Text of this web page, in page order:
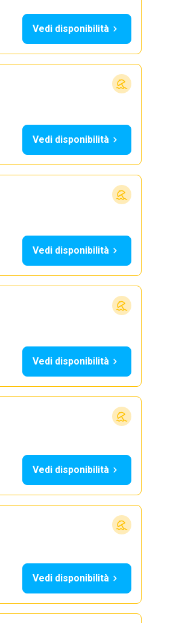
Vedi disponibilità
Vedi disponibilità
Vedi disponibilità
Vedi disponibilità
Vedi disponibilità
Vedi disponibilità